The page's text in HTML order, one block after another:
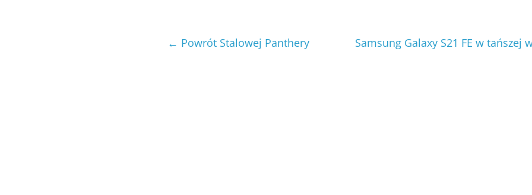
← Powrót Stalowej Panthery Samsung Galaxy S21 FE w